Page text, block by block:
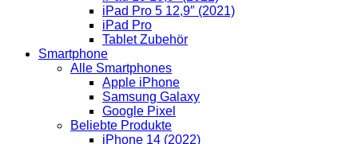
iPad Pro 5 12,9″ (2021)
iPad Pro
Tablet Zubehör
Smartphone
Alle Smartphones
Apple iPhone
Samsung Galaxy
Google Pixel
Beliebte Produkte
iPhone 14 (2022)